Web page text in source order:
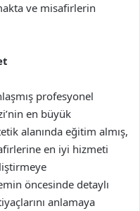
ve misafirlerin
profesyonel
en büyük
alanında eğitim almış,
en iyi hizmeti
öncesinde detaylı
anlamaya